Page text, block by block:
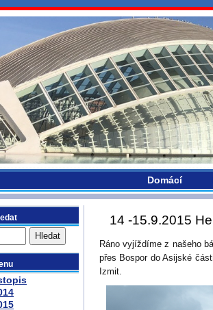
bydlikemevropou.com
Domácí
14 -15.9.2015
Ráno vyjíždíme z našeho
přes Bospor do Asijské
Izmit.